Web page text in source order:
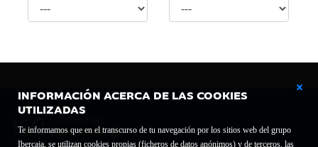
INFORMACIÓN ACERCA DE LAS COOKIES
UTILIZADAS
Te informamos que en el transcurso de tu navegación por los sitios web del grupo
Ibercaja, se utilizan cookies propias (ficheros de datos anónimos) y de terceros, las